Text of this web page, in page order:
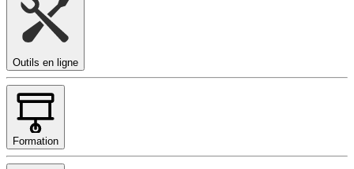
Outils en ligne
Formation